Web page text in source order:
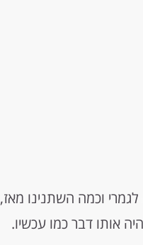
שונה לגמרי וכמה השתנינו מאז,